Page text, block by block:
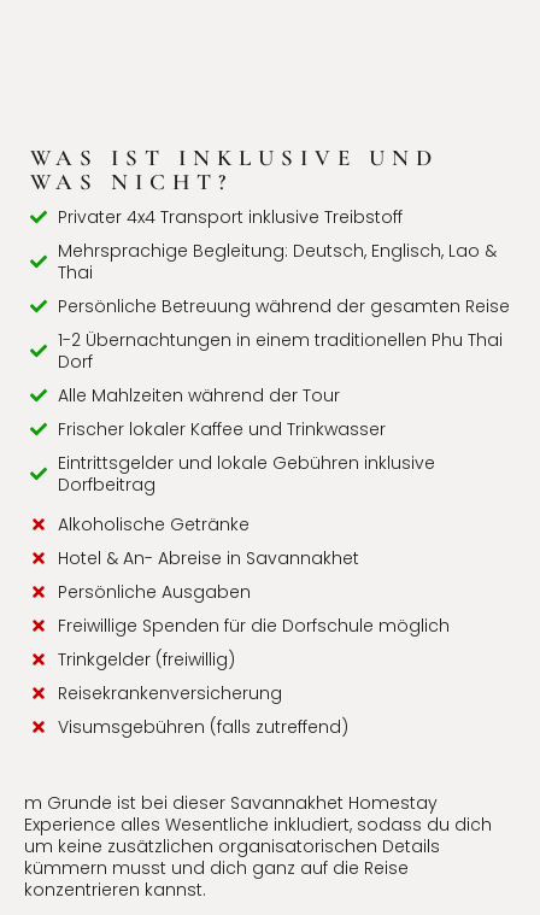
WAS IST INKLUSIVE UND
WAS NICHT?
Privater 4x4 Transport inklusive Treibstoff
Mehrsprachige Begleitung: Deutsch, Englisch, Lao &
Thai
Persönliche Betreuung während der gesamten Reise
1-2 Übernachtungen in einem traditionellen Phu Thai
Dorf
Alle Mahlzeiten während der Tour
Frischer lokaler Kaffee und Trinkwasser
Eintrittsgelder und lokale Gebühren inklusive
Dorfbeitrag
Alkoholische Getränke
Hotel & An- Abreise in Savannakhet
Persönliche Ausgaben
Freiwillige Spenden für die Dorfschule möglich
Trinkgelder (freiwillig)
Reisekrankenversicherung
Visumsgebühren (falls zutreffend)
m Grunde ist bei dieser Savannakhet Homestay
Experience alles Wesentliche inkludiert, sodass du dich
um keine zusätzlichen organisatorischen Details
kümmern musst und dich ganz auf die Reise
konzentrieren kannst.